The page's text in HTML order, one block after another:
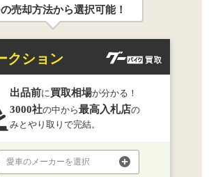
売却方法から選択可能！
クション
出品前に買取相場が分かる！
3000社の中から最高入札店の
みとやり取りで完結。
愛車のメーカーを選択